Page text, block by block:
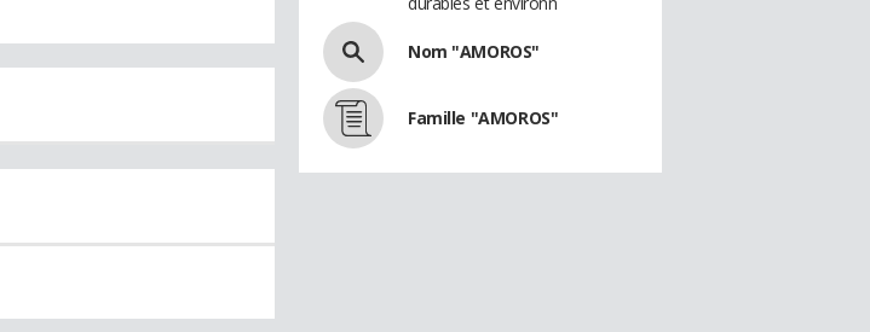
Nom "AMOROS"
Famille "AMOROS"